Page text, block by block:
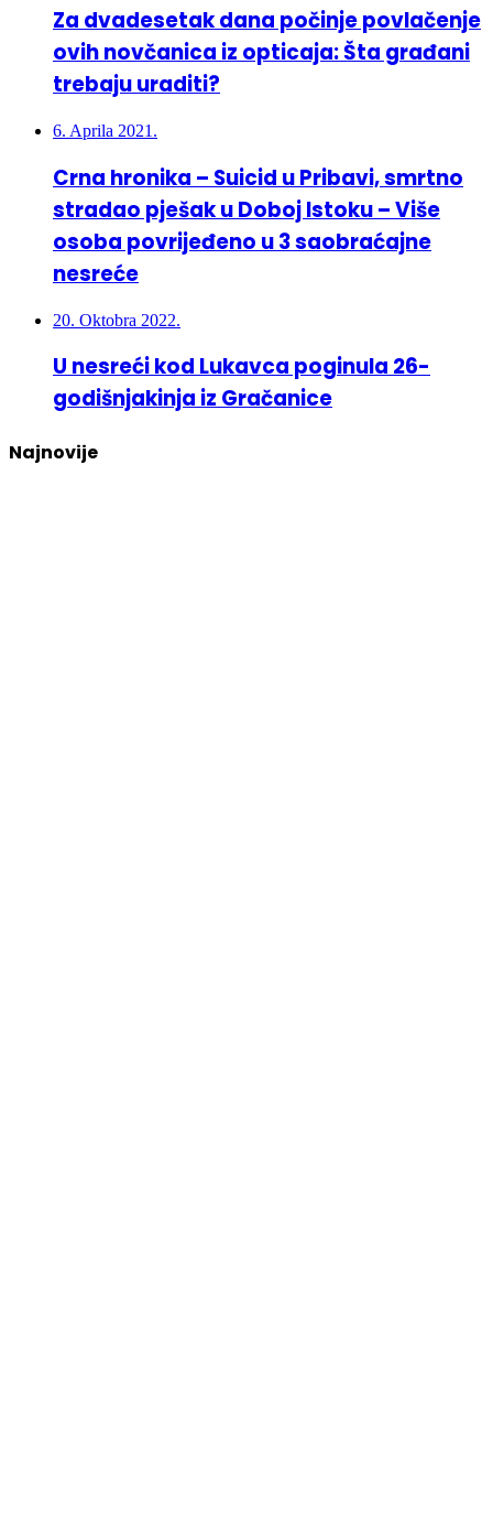
Za dvadesetak dana počinje povlačenje
ovih novčanica iz opticaja: Šta građani
trebaju uraditi?
6. Aprila 2021.
Crna hronika – Suicid u Pribavi, smrtno
stradao pješak u Doboj Istoku – Više
osoba povrijeđeno u 3 saobraćajne
nesreće
20. Oktobra 2022.
U nesreći kod Lukavca poginula 26-
godišnjakinja iz Gračanice
Najnovije